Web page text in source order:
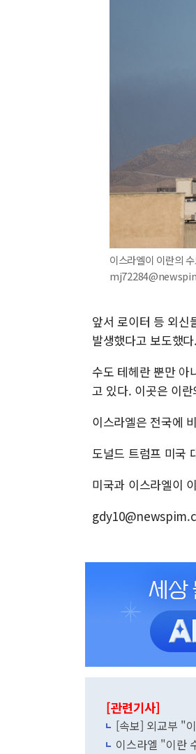
이스라엘이 이란의
앞서 로이터 등 외신
발생했다고 보도했다.
수도 테헤란 뿐만 아
고 있다. 이곳은 이
이스라엘은 전국에
도널드 트럼프 미국
미국과 이스라엘이
[관련기사]
[속보] 외교부 "
이스라엘 "이란